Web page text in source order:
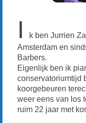
Optredens
Agenda
Optreden
Contact
Ledendeel
I
k ben Jurrien
Amsterdam en
Barbers.
Eigenlijk ben ik
conservatoriumtijd
koorgebeuren
weer eens van los
ruim 22 jaar met